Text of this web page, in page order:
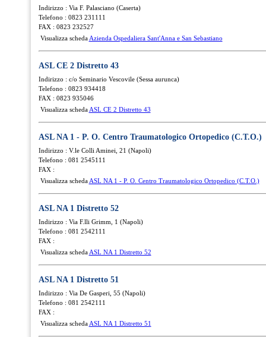
Indirizzo : Via F. Palasciano (Caserta)
Telefono : 0823 231111
FAX : 0823 232527
Visualizza scheda Azienda Ospedaliera Sant'Anna e San Sebastiano
ASL CE 2 Distretto 43
Indirizzo : c/o Seminario Vescovile (Sessa aurunca)
Telefono : 0823 934418
FAX : 0823 935046
Visualizza scheda ASL CE 2 Distretto 43
ASL NA 1 - P. O. Centro Traumatologico Ortopedico (C.T.O.)
Indirizzo : V.le Colli Aminei, 21 (Napoli)
Telefono : 081 2545111
FAX :
Visualizza scheda ASL NA 1 - P. O. Centro Traumatologico Ortopedico (C.T.O.)
ASL NA 1 Distretto 52
Indirizzo : Via F.lli Grimm, 1 (Napoli)
Telefono : 081 2542111
FAX :
Visualizza scheda ASL NA 1 Distretto 52
ASL NA 1 Distretto 51
Indirizzo : Via De Gasperi, 55 (Napoli)
Telefono : 081 2542111
FAX :
Visualizza scheda ASL NA 1 Distretto 51